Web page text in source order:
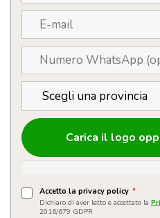
Carica il logo
Accetto la privacy policy *
Dichiaro di aver letto e accettato la
2016/679 GDPR